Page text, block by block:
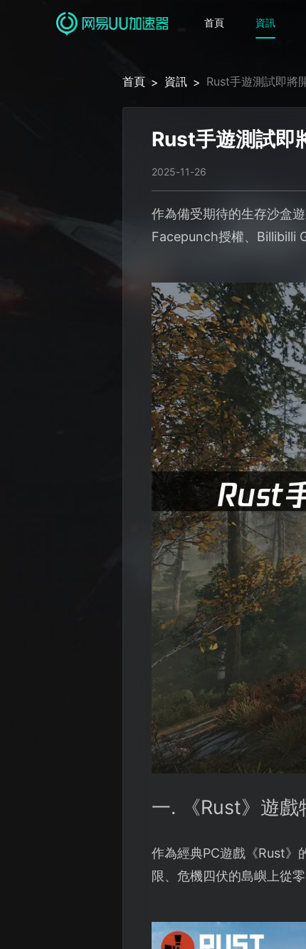
首頁 資訊
首頁 > 資訊 > Rust手遊測試即將
Rust手遊測試即
2025-11-26
作為備受期待的生存沙盒
Facepunch授權、Billibilli
一. 《Rust》遊戲
作為經典PC遊戲《Rust》
限、危機四伏的島嶼上從